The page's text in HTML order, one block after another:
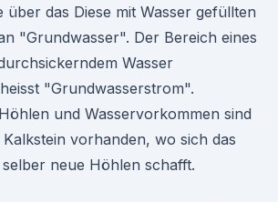
über das Diese mit Wasser gefüllten
"Grundwasser". Der Bereich eines
Wasser
"Grundwasserstrom".
und Wasservorkommen sind
vorhanden, wo sich das
neue Höhlen schafft.